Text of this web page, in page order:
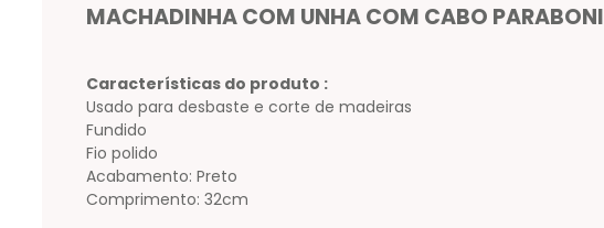
MACHADINHA COM UNHA COM CABO PARABONI
Características do produto :
Usado para desbaste e corte de madeiras
Fundido
Fio polido
Acabamento: Preto
Comprimento: 32cm